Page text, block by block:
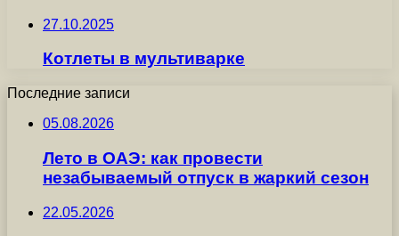
27.10.2025
Котлеты в мультиварке
Последние записи
05.08.2026
Лето в ОАЭ: как провести
незабываемый отпуск в жаркий сезон
22.05.2026